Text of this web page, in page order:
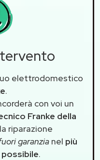
elettrodomestico
.
con voi un
Franke della
riparazione
garanzianel più
.